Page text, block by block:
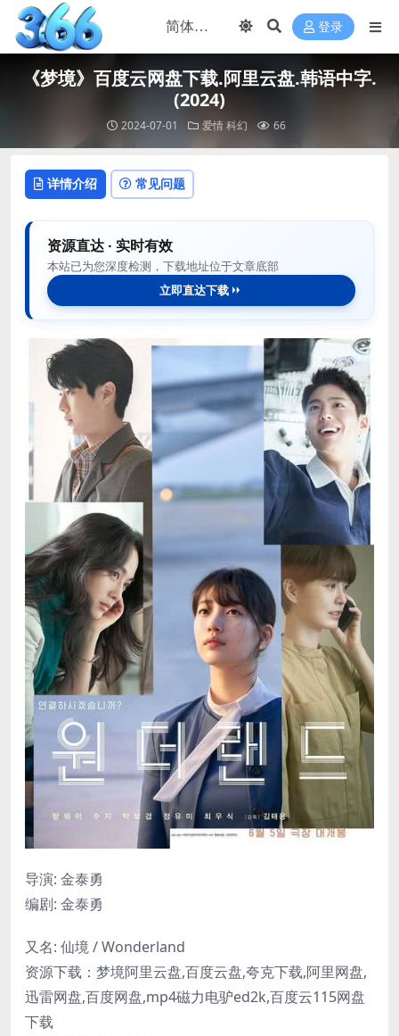
登录
《梦境》百度云网盘下载.阿里云盘.韩语中字.
(2024)
2024-07-01 爱情 科幻 66
详情介绍 常见问题
资源直达 · 实时有效
本站已为您深度检测，下载地址位于文章底部
立即直达下载
导演: 金泰勇
编剧: 金泰勇
又名: 仙境 / Wonderland
资源下载：梦境阿里云盘,百度云盘,夸克下载,阿里网盘,
迅雷网盘,百度网盘,mp4磁力电驴ed2k,百度云115网盘
下载